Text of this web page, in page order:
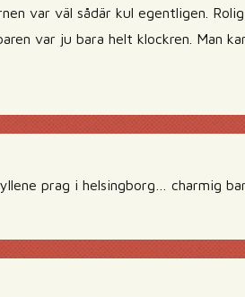
var väl sådär kul egentligen.
var ju bara helt klockren. Man
prag i helsingborg… charmig